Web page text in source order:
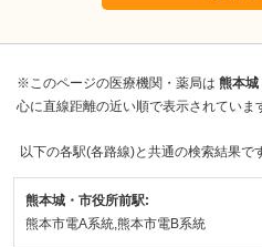
※このページの医療機関・薬局は 熊本城
心に直線距離の近い順で表示されていま
以下の各駅(各路線)と共通の検索結果で
熊本城・市役所前駅:
熊本市電A系統,熊本市電B系統